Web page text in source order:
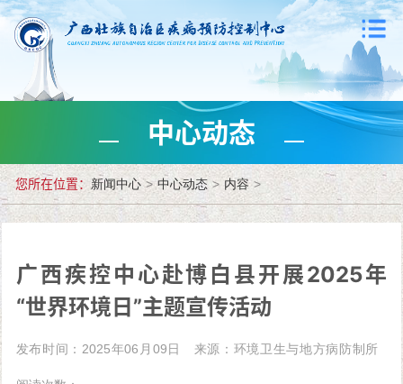
中心动态
您所在位置：新闻中心 > 中心动态 > 内容 >
广西疾控中心赴博白县开展2025年
“世界环境日”主题宣传活动
发布时间：2025年06月09日 来源：环境卫生与地方病防制所